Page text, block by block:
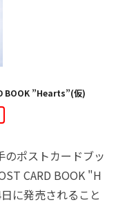
BOOK ”Hearts”(仮)
ポストカードブッ
CARD BOOK "H
に発売されること